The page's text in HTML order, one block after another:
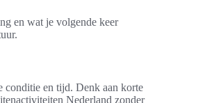
en wat je volgende keer
conditie en tijd. Denk aan korte
Nederland zonder